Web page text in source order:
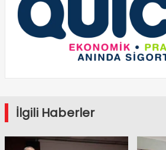
İlgili Haberler